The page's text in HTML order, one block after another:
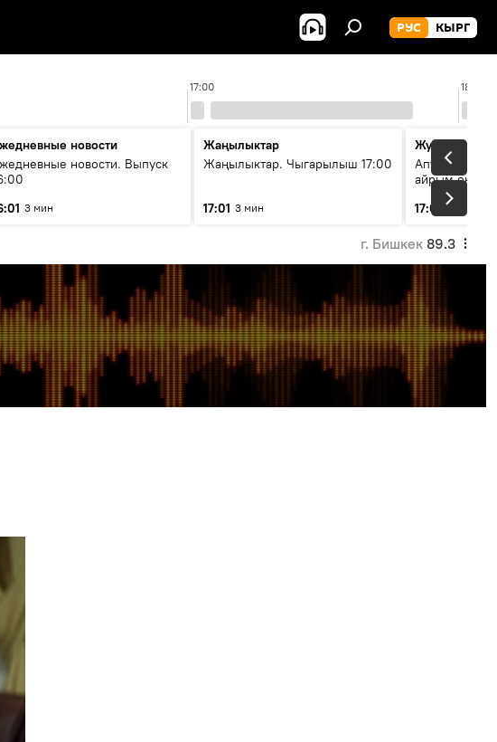
РУС КЫРГ
17:00 18:00
новости
новости. Выпуск
3 мин
Жаңылыктар
Жаңылыктар. Чыгарылыш 17:00
17:01 3 мин
Жума
Апта ичинде
айрым
17:05
г. Бишкек 89.3